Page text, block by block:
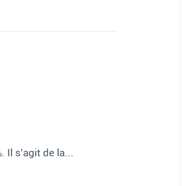
Il s'agit de la...